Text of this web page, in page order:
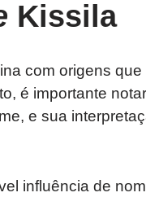
Kissila
com origens
é importante
e sua
influência de